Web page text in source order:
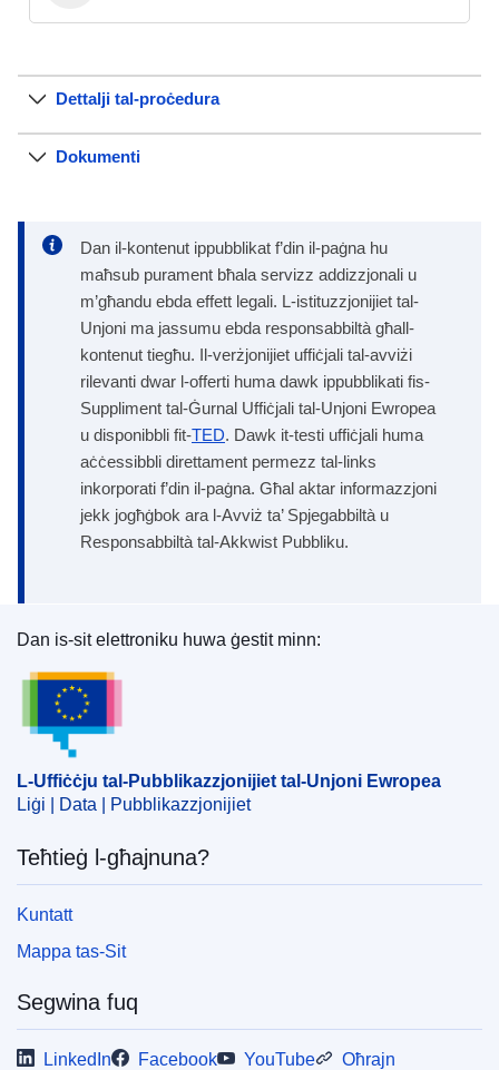
Dettalji tal-proċedura
Dokumenti
Dan il-kontenut ippubblikat f’din il-paġna hu
maħsub purament bħala servizz addizzjonali u
m’għandu ebda effett legali. L-istituzzjonijiet tal-
Unjoni ma jassumu ebda responsabbiltà għall-
kontenut tiegħu. Il-verżjonijiet uffiċjali tal-avviżi
rilevanti dwar l-offerti huma dawk ippubblikati fis-
Suppliment tal-Ġurnal Uffiċjali tal-Unjoni Ewropea
u disponibbli fit-TED. Dawk it-testi uffiċjali huma
aċċessibbli direttament permezz tal-links
inkorporati f’din il-paġna. Għal aktar informazzjoni
jekk jogħġbok ara l-Avviż ta’ Spjegabbiltà u
Responsabbiltà tal-Akkwist Pubbliku.
L-Uffiċċju tal-Pubblikazzjonijiet tal-Unjoni
Dan is-sit elettroniku huwa ġestit minn:
L-Uffiċċju tal-Pubblikazzjonijiet tal-Unjoni Ewropea
Liġi | Data | Pubblikazzjonijiet
Teħtieġ l-għajnuna?
Kuntatt
Mappa tas-Sit
Segwina fuq
LinkedIn Facebook YouTube Oħrajn